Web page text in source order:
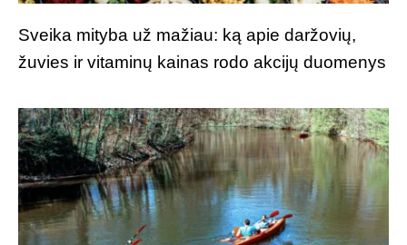
Sveika mityba už mažiau: ką apie daržovių,
žuvies ir vitaminų kainas rodo akcijų duomenys